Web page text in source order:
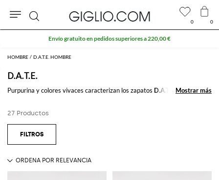
HOMBRE D.A.T.E. HOMBRE
D.A.T.E.
Purpurina y colores vivaces caracterizan los zapatos D.A.T.E. : unas
Descubre las zapatillas D.A.T.E. para mujer en Giglio.com y disfruta del
envío gratis.
Ver todoD.A.T.E.
Mostrar más
Mostrar más
27 Productos
0 0
Buscar
Envío gratuito en pedidos superiores a 220,00 €